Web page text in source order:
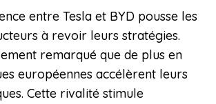
entre Tesla et BYD pousse les
à revoir leurs stratégies.
remarqué que de plus en
européennes accélèrent leurs
Cette rivalité stimule